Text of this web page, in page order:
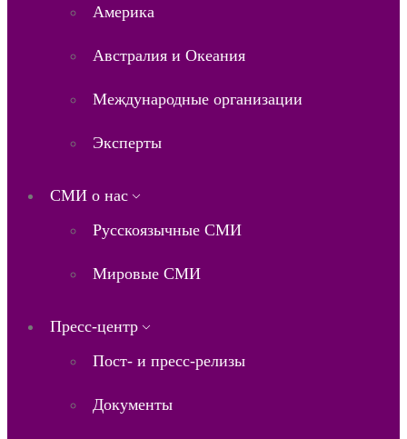
Америка
Австралия и Океания
Международные организации
Эксперты
СМИ о нас
Русскоязычные СМИ
Мировые СМИ
Пресс-центр
Пост- и пресс-релизы
Документы